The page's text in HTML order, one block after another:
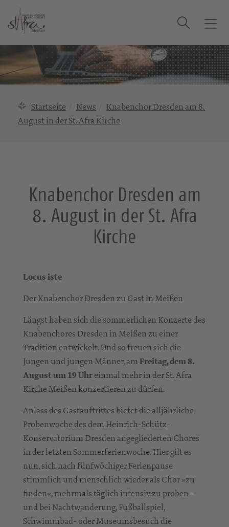
T
g
g
l
Suche
Startseite News
Knabenchor Dresden am 8.
August in der St. Afra Kirche
Knabenchor Dresden am
8. August in der St. Afra
Kirche
Locus iste
Der Knabenchor Dresden zu Gast in Meißen
Längst haben sich die sommerlichen Konzerte des
Knabenchores Dresden in Meißen zu einer
Tradition entwickelt. Und so freuen sich die
Jungen und jungen Männer, amFreitag, dem 8.
August um 19 Uhreinmal mehr in der St. Afra
Kirche Meißen konzertieren zu dürfen.
Anlass des Gastauftrittes bietet die alljährliche
Probenwoche des dem Heinrich-Schütz-
Konservatorium Dresden angegliederten Chores
in der letzten Sommerferienwoche. Hier gilt es
nun, sich nach fünfwöchiger Ferienpause
stimmlich und menschlich wieder als Chor »zu
finden«, mehrmals täglich intensiv zu proben –
und bei Nachtwanderung, Fußballspiel,
Schwimmbad- oder Museumsbesuch die